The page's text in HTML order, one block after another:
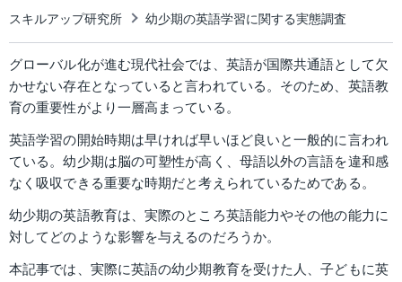
スキルアップ研究所 幼少期の英語学習に関する実態調査
グローバル化が進む現代社会では、英語が国際共通語として欠
かせない存在となっていると言われている。そのため、英語教
育の重要性がより一層高まっている。
英語学習の開始時期は早ければ早いほど良いと一般的に言われ
ている。幼少期は脳の可塑性が高く、母語以外の言語を違和感
なく吸収できる重要な時期だと考えられているためである。
幼少期の英語教育は、実際のところ英語能力やその他の能力に
対してどのような影響を与えるのだろうか。
本記事では、実際に英語の幼少期教育を受けた人、子どもに英